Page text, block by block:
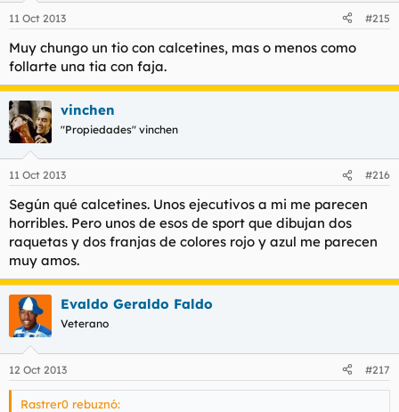
11 Oct 2013 #215
Muy chungo un tio con calcetines, mas o menos como
follarte una tia con faja.
vinchen
"Propiedades" vinchen
11 Oct 2013 #216
Según qué calcetines. Unos ejecutivos a mi me parecen
horribles. Pero unos de esos de sport que dibujan dos
raquetas y dos franjas de colores rojo y azul me parecen
muy amos.
Evaldo Geraldo Faldo
Veterano
12 Oct 2013 #217
Rastrer0 rebuznó: